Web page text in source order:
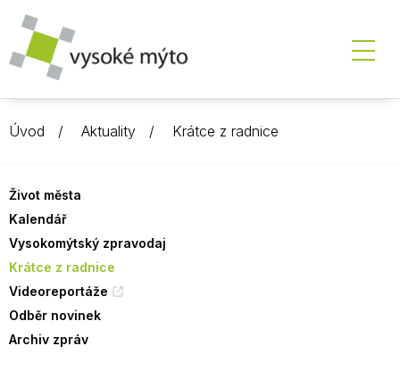
Úvod Aktuality Krátce z radnice
Život města
Kalendář
Vysokomýtský zpravodaj
Krátce z radnice
Videoreportáže
Odběr novinek
Archiv zpráv